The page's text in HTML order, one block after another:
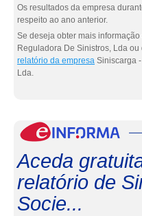
Os resultados da empresa
respeito ao ano anterior.
Se deseja obter mais
Reguladora De Sinistros, Lda ou
relatório da empresa Siniscarga
Lda.
Aceda
relatório de
Socie...